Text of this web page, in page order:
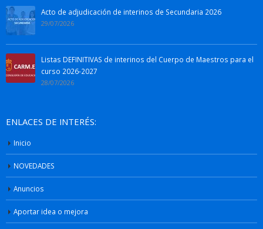
Acto de adjudicación de interinos de Secundaria 2026
29/07/2026
Listas DEFINITIVAS de interinos del Cuerpo de Maestros para el
curso 2026-2027
28/07/2026
ENLACES DE INTERÉS:
Inicio
NOVEDADES
Anuncios
Aportar idea o mejora